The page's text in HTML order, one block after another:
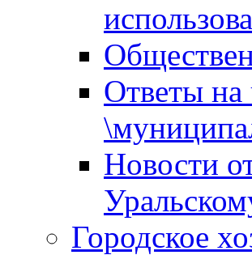
Ответы на
Новости
Городское